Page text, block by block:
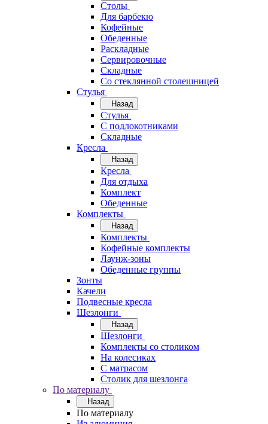
Столы
Для барбекю
Кофейные
Обеденные
Раскладные
Сервировочные
Складные
Со стеклянной столешницей
Стулья
Назад
Стулья
С подлокотниками
Складные
Кресла
Назад
Кресла
Для отдыха
Комплект
Обеденные
Комплекты
Назад
Комплекты
Кофейные комплекты
Лаунж-зоны
Обеденные группы
Зонты
Качели
Подвесные кресла
Шезлонги
Назад
Шезлонги
Комплекты со столиком
На колесиках
С матрасом
Столик для шезлонга
По материалу
Назад
По материалу